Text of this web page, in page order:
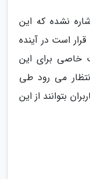
نشده که این
است در آینده
خاصی برای این
می رود طی
بتوانند از این